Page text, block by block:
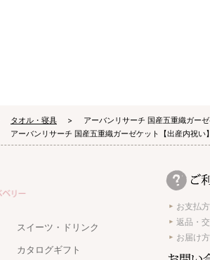
タオル・寝具
アーバンリサーチ 国産五重織ガー
アーバンリサーチ 国産五重織ガーゼケット【出産内祝い
スイーツ・ドリンク
カタログギフト
お支払
返品・
お届け